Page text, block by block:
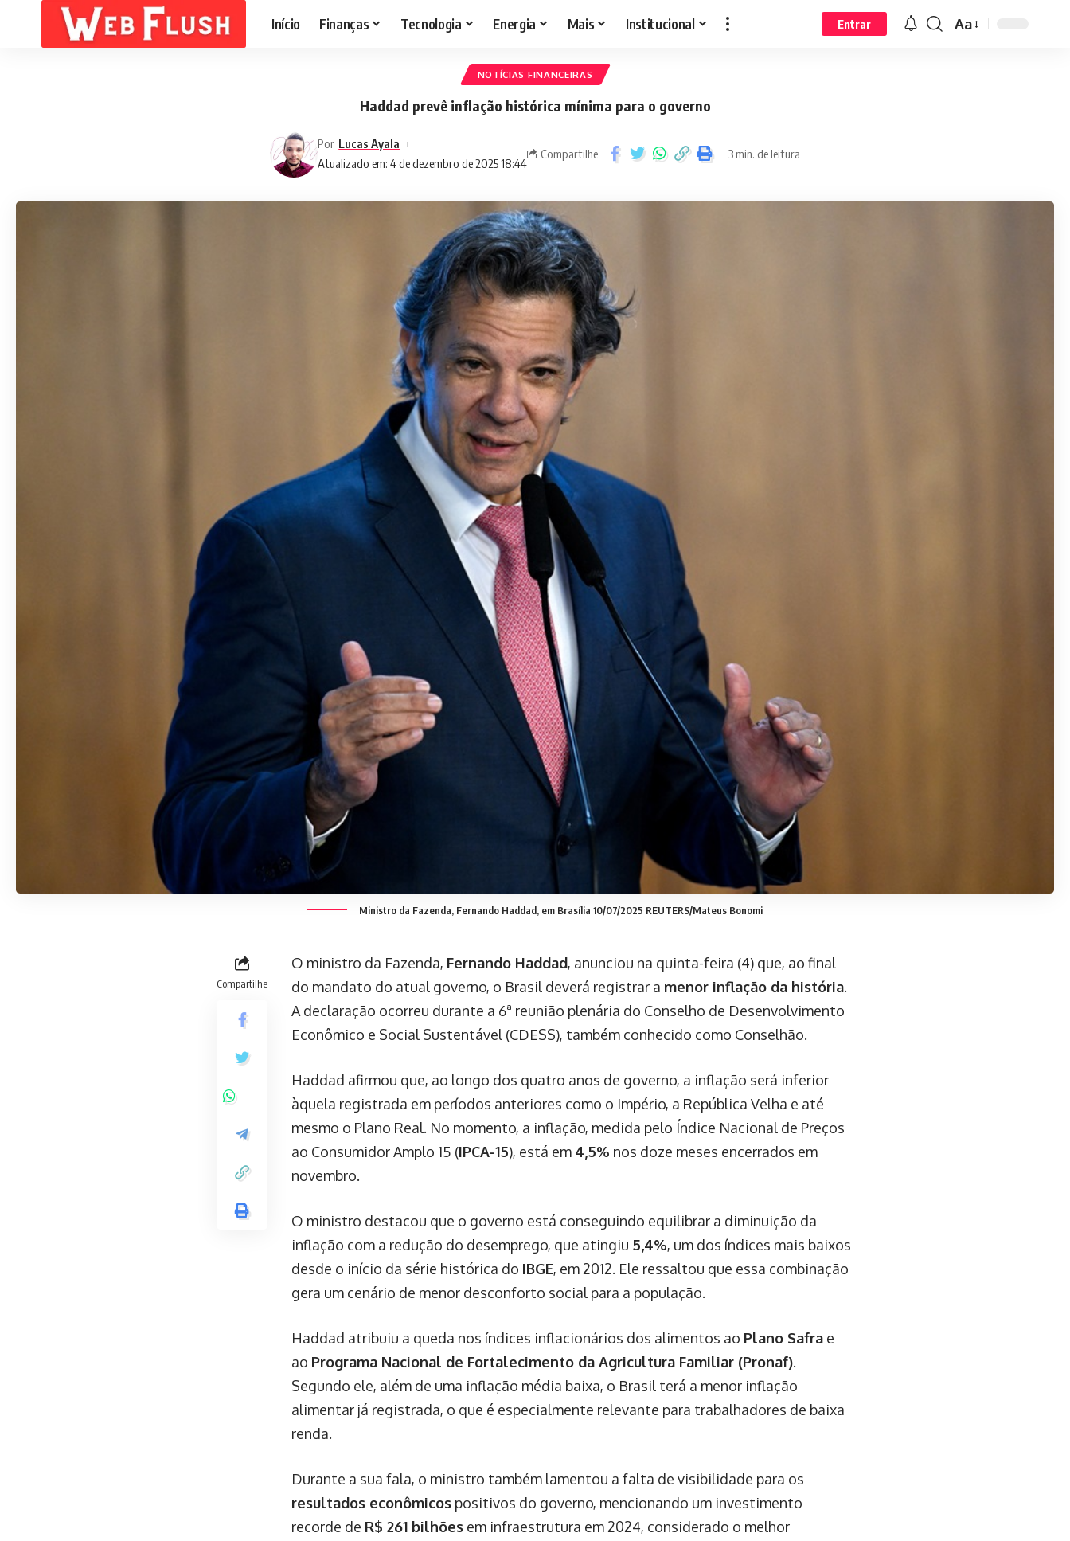
Início Finanças Tecnologia Energia Mais Institucional Entrar Aa
NOTÍCIAS FINANCEIRAS
Haddad prevê inflação histórica mínima para o governo
Atualizado em: 4 de dezembro de 2025 18:44
Por Lucas Ayala
Compartilhe 3 min. de leitura
Ministro da Fazenda, Fernando Haddad, em Brasília 10/07/2025 REUTERS/Mateus Bonomi
Compartilhe
O ministro da Fazenda, Fernando Haddad, anunciou na quinta-feira (4) que, ao final
do mandato do atual governo, o Brasil deverá registrar a menor inflação da história.
A declaração ocorreu durante a 6ª reunião plenária do Conselho de Desenvolvimento
Econômico e Social Sustentável (CDESS), também conhecido como Conselhão.
Haddad afirmou que, ao longo dos quatro anos de governo, a inflação será inferior
àquela registrada em períodos anteriores como o Império, a República Velha e até
mesmo o Plano Real. No momento, a inflação, medida pelo Índice Nacional de Preços
ao Consumidor Amplo 15 (IPCA-15), está em 4,5% nos doze meses encerrados em
novembro.
O ministro destacou que o governo está conseguindo equilibrar a diminuição da
inflação com a redução do desemprego, que atingiu 5,4%, um dos índices mais baixos
desde o início da série histórica do IBGE, em 2012. Ele ressaltou que essa combinação
gera um cenário de menor desconforto social para a população.
Haddad atribuiu a queda nos índices inflacionários dos alimentos ao Plano Safra e
ao Programa Nacional de Fortalecimento da Agricultura Familiar (Pronaf).
Segundo ele, além de uma inflação média baixa, o Brasil terá a menor inflação
alimentar já registrada, o que é especialmente relevante para trabalhadores de baixa
renda.
Durante a sua fala, o ministro também lamentou a falta de visibilidade para os
resultados econômicos positivos do governo, mencionando um investimento
recorde de R$ 261 bilhões em infraestrutura em 2024, considerado o melhor